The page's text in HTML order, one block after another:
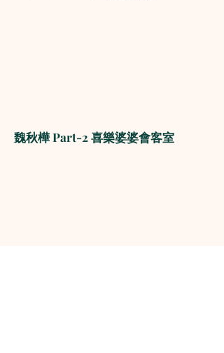
魏秋樺 Part-2 喜樂婆婆會客室